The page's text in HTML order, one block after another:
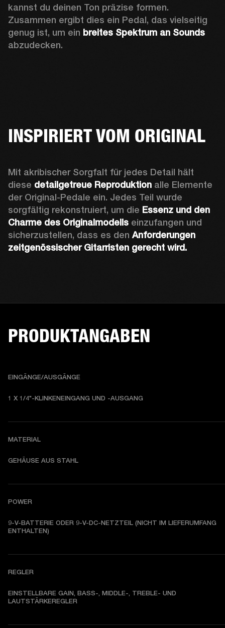
kannst du deinen Ton präzise formen.
Zusammen ergibt dies ein Pedal, das vielseitig
genug ist, um ein
abzudecken.
INSPIRIERT VOM ORIGINAL
Mit akribischer Sorgfalt für jedes Detail hält
diese detailgetreue Reproduktion alle Elemente
der Original-Pedale ein. Jedes Teil wurde
sorgfältig rekonstruiert, um die Essenz und den
Charme des Originalmodells einzufangen und
sicherzustellen, dass es den Anforderungen
zeitgenössischer Gitarristen gerecht wird.
PRODUKTANGABEN
EINGÄNGE/AUSGÄNGE
1 X 1/4"-KLINKENEINGANG UND -AUSGANG
MATERIAL
GEHÄUSE AUS STAHL
POWER
9-V-BATTERIE ODER 9-V-DC-NETZTEIL (NICHT IM LIEFERUMFANG
ENTHALTEN)
REGLER
EINSTELLBARE GAIN, BASS-, MIDDLE-, TREBLE- UND
LAUTSTÄRKEREGLER